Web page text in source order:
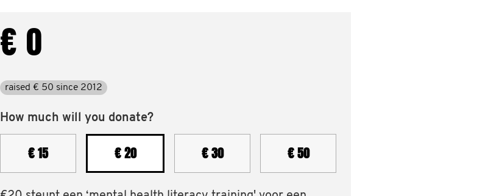
€ 0
raised € 50 since 2012
How much will you donate?
€ 15 € 20 € 30 € 50